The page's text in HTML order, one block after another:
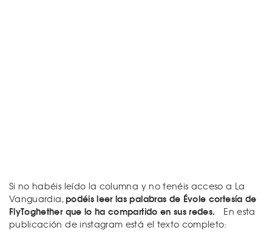
Si no habéis leído la columna y no tenéis acceso a La
Vanguardia,podéis leer las palabras de Évole cortesía de
FlyToghether que lo ha compartido en sus redes.
En esta
publicación de instagram está el texto completo: